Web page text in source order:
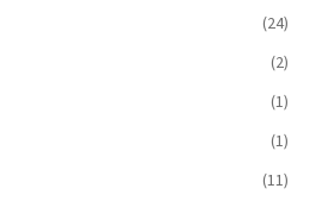
(24)
(2)
(1)
(1)
(11)